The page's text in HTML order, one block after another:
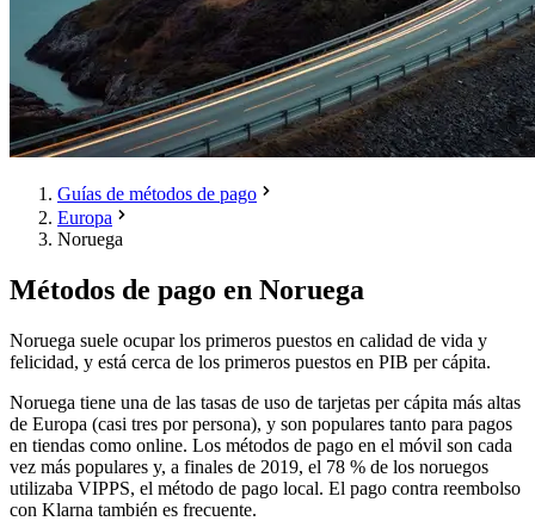
Guías de métodos de pago
Europa
Noruega
Métodos de pago en Noruega
Noruega suele ocupar los primeros puestos en calidad de vida y
felicidad, y está cerca de los primeros puestos en PIB per cápita.
Noruega tiene una de las tasas de uso de tarjetas per cápita más altas
de Europa (casi tres por persona), y son populares tanto para pagos
en tiendas como online. Los métodos de pago en el móvil son cada
vez más populares y, a finales de 2019, el 78 % de los noruegos
utilizaba VIPPS, el método de pago local. El pago contra reembolso
con Klarna también es frecuente.